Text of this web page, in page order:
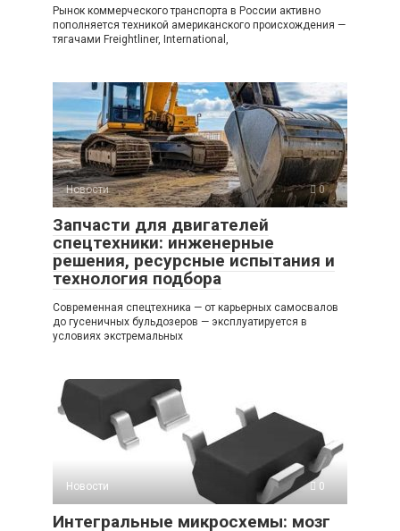
Рынок коммерческого транспорта в России активно
пополняется техникой американского происхождения —
тягачами Freightliner, International,
Новости 0
Запчасти для двигателей
спецтехники: инженерные
решения, ресурсные испытания и
технология подбора
Современная спецтехника — от карьерных самосвалов
до гусеничных бульдозеров — эксплуатируется в
условиях экстремальных
Новости 0
Интегральные микросхемы: мозг